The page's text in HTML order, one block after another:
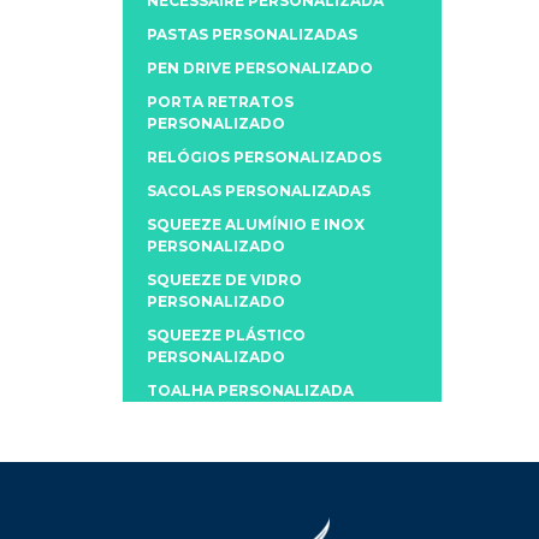
PASTAS PERSONALIZADAS
PEN DRIVE PERSONALIZADO
PORTA RETRATOS
PERSONALIZADO
RELÓGIOS PERSONALIZADOS
SACOLAS PERSONALIZADAS
SQUEEZE ALUMÍNIO E INOX
PERSONALIZADO
SQUEEZE DE VIDRO
PERSONALIZADO
SQUEEZE PLÁSTICO
PERSONALIZADO
TOALHA PERSONALIZADA